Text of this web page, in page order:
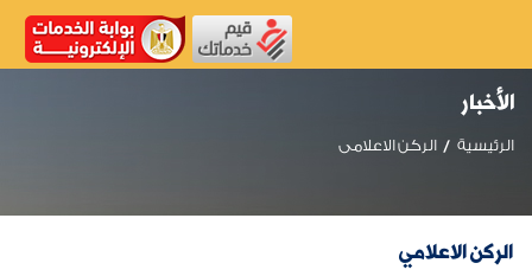
الأخبار
الرئيسية الركن الاعلامى
الركن الاعلامي